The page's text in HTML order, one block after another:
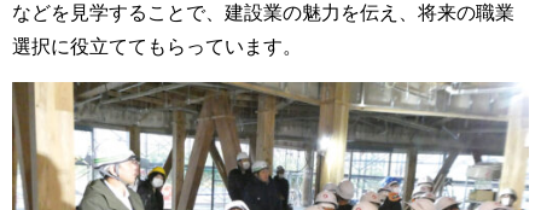
などを見学することで、建設業の魅力を伝え、将来の職業
選択に役立ててもらっています。